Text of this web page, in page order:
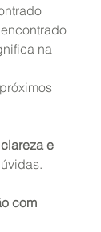
encontrado
clareza e
com